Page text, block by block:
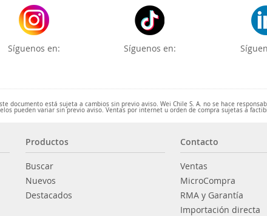
Síguenos en: Síguenos en:
documento está sujeta a cambios sin previo aviso. Wei Chile S. A. no se hace
pueden variar sin previo aviso. Ventas por internet u orden de compra sujetas a
Productos
Buscar
Nuevos
Destacados
Contacto
Ventas
MicroCompra
RMA y Garantía
Importación directa